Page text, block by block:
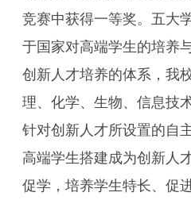
竞赛中获得一等奖。五大
于国家对高端学生的培养
创新人才培养的体系，我
理、化学、生物、信息技
针对创新人才所设置的自
高端学生搭建成为创新人
促学，培养学生特长、促